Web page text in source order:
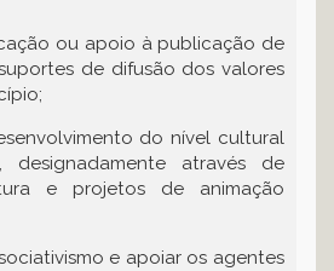
ou apoio à publicação de
de difusão dos valores
do nível cultural
designadamente através de
e projetos de animação
e apoiar os agentes